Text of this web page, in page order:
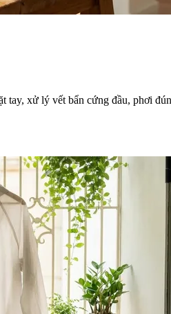
xử lý vết bẩn cứng đầu, phơi